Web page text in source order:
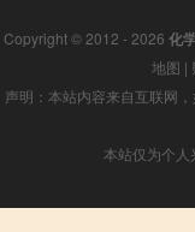
Copyright © 2012 - 2026 化
地图 |
声明：本站内容来自互联网
本站仅为个人